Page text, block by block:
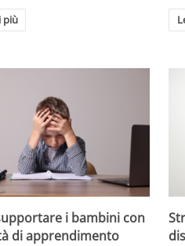
più
i bambini con
di apprendimento